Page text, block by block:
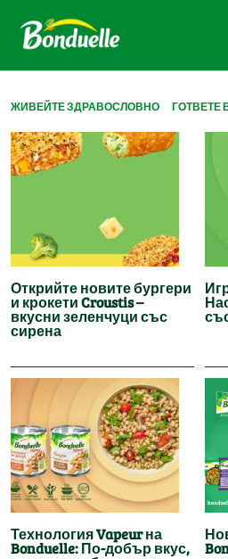
ЖИВЕЙТЕ ЗДРАВОСЛОВНО ГОТВЕТЕ
Открийте новите бургери
и крокети Croustis –
вкусни зеленчуци със
сирена
Технология Vapeur на
Bonduelle: По-добър вкус,